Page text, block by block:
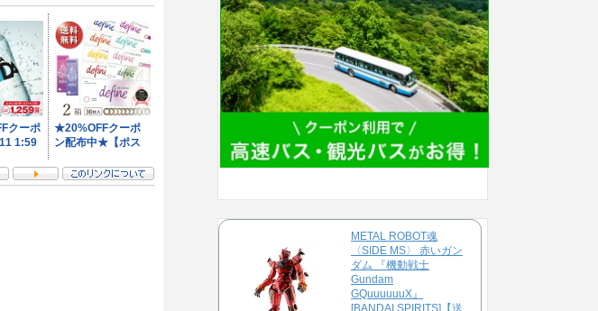
METAL ROBOT魂
〈SIDE MS〉 赤いガン
ダム 『機動戦士
Gundam
GQuuuuuuX』
[BANDAI SPIRITS]【送